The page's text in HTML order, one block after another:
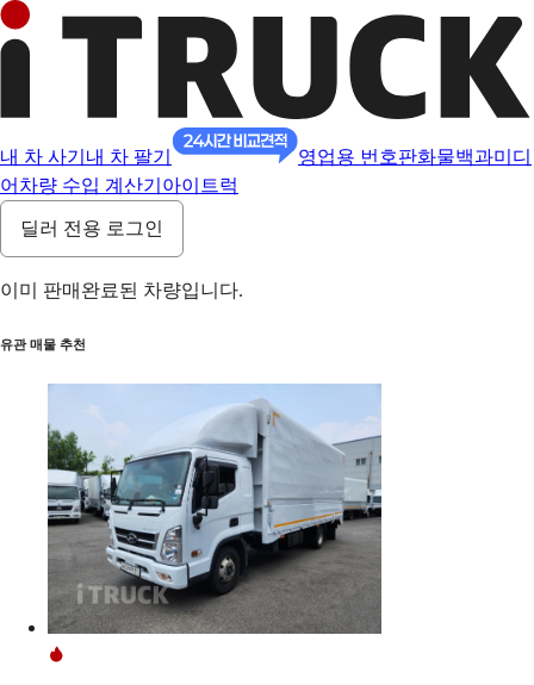
내 차 사기 내 차 팔기 영업용 번호판화물백과미디
어 차량 수입 계산기 아이트럭
딜러 전용 로그인
이미 판매완료된 차량입니다.
유관 매물 추천